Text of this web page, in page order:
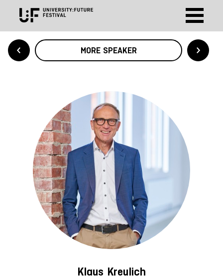
MORE SPEAKER
Klaus Kreulich